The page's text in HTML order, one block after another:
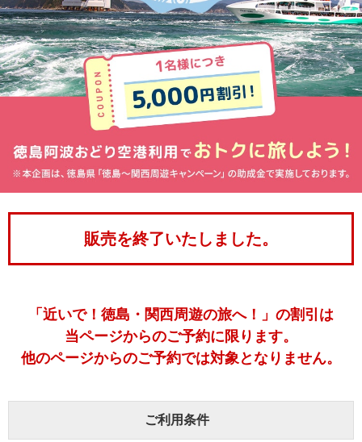
販売を終了いたしました。
「近いで！徳島・関西周遊の旅へ！」の割引は
当ページからのご予約に限ります。
他のページからのご予約では対象となりません。
ご利用条件